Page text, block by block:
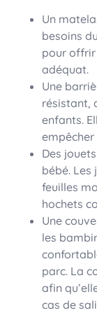
Un
besoins
pour offrir
adéquat.
Une
résistant,
enfants.
Des
bébé. Les
feuilles
hochets
Une
les
parc. La
afin
cas de